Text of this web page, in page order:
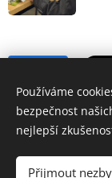
Používáme
bezpečnost
nejlepší
Přijmout